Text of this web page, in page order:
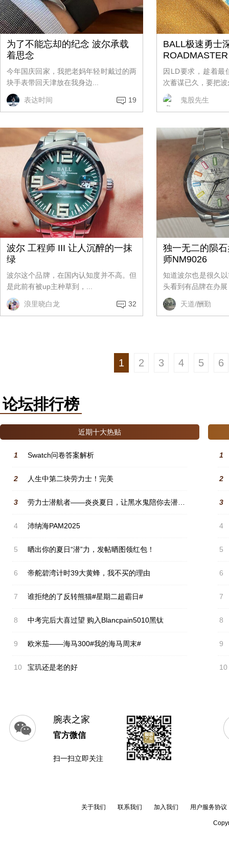
为了不能忘却的纪念 波尔承载
着思念
今年国庆回家，我把老妈年轻时戴过的两
块手表带回天津放在我身边...
表达时间 19
BALL极速勇士
ROADMASTER
因LD要求，趁着最
次蓄谋已久，要把
鬼股先生
波尔 工程师 III 让人沉醉的一抹
绿
波尔这个品牌，在国内认知度并不高。但
是此前有被up主种草到，...
浪里晓白龙 32
独一无二的陨
师NM9026
知道波尔也是很久
头看到有品牌在办
天道/酬勤
1 2 3 4 5 6
论坛排行榜
近期十大热贴
1 Swatch问卷答案解析
2 人生中第二块劳力士！完美
3 劳力士潜航者——炎炎夏日，让黑水鬼陪你去潜水吧兄弟们！#晒出你的夏日“潜”力#
4 沛纳海PAM2025
5 晒出你的夏日“潜”力，发帖晒图领红包！
6 帝舵碧湾计时39大黄蜂，我不买的理由
7 谁拒绝的了反转熊猫#星期二超霸日#
8 中考完后大喜过望 购入Blancpain5010黑钛
9 欧米茄——海马300#我的海马周末#
10 宝玑还是老的好
1
2
3
4
5
6
7
8
9
10
腕表之家
官方微信
扫一扫立即关注
关于我们 联系我们 加入我们 用户服务协议